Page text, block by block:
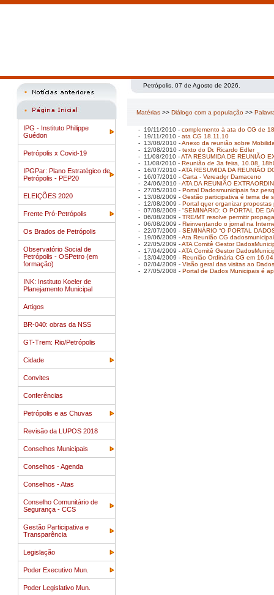
IPG - Instituto Philippe
Guédon
Petrópolis x Covid-19
IPGPar: Plano Estratégico de
Petrópolis - PEP20
ELEIÇÕES 2020
Frente Pró-Petrópolis
Os Brados de Petrópolis
Observatório Social de
Petrópolis - OSPetro (em
formação)
INK: Instituto Koeler de
Planejamento Municipal
Artigos
BR-040: obras da NSS
GT-Trem: Rio/Petrópolis
Cidade
Convites
Conferências
Petrópolis e as Chuvas
Revisão da LUPOS 2018
Conselhos Municipais
Conselhos - Agenda
Conselhos - Atas
Conselho Comunitário de
Segurança - CCS
Gestão Participativa e
Transparência
Legislação
Poder Executivo Mun.
Poder Legislativo Mun.
Petrópolis, 07 de Agosto de 2026.
Matérias >> Diálogo com a população >>
- 19/11/2010 - complemento à ata do CG de
- 19/11/2010 - ata CG 18.11.10
- 13/08/2010 -Anexo da reunião sobre
- 12/08/2010 - texto do Dr. Ricardo Edler
- 11/08/2010 -ATA RESUMIDA DE REUNIÃO
- 11/08/2010 - Reunião de 3a feira, 10.08,
- 16/07/2010 -ATA RESUMIDA DA REUNIÃO
- 16/07/2010 - Carta - Vereador Damaceno
- 24/06/2010 -ATA DA REUNIÃO
- 27/05/2010 - Portal Dadosmunicipais faz
- 13/08/2009 - Gestão participativa é tema de
- 12/08/2009 - Portal quer organizar
- 07/08/2009 - “SEMINÁRIO: O PORTAL DE
- 06/08/2009 - TRE/MT resolve permitir
- 06/08/2009 - Reinventando o jornal na
- 22/07/2009 - SEMINÁRIO “O PORTAL
- 19/06/2009 -Ata Reunião CG
- 22/05/2009 -ATA Comitê Gestor
- 17/04/2009 -ATA Comitê Gestor
- 13/04/2009 - Reunião Ordinária CG em
- 02/04/2009 - Visão geral das visitas ao
- 27/05/2008 - Portal de Dados Municipais é